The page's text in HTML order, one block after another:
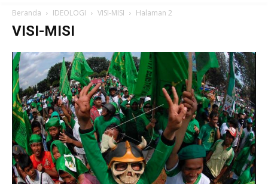
Beranda IDEOLOGI VISI-MISI Halaman 2
VISI-MISI